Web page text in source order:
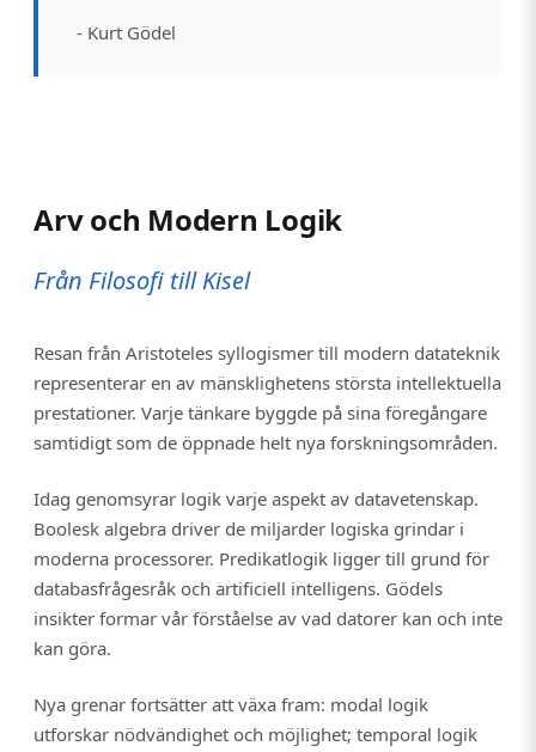
- Kurt Gödel
Arv och Modern Logik
Från Filosofi till Kisel
Resan från Aristoteles syllogismer till modern datateknik
representerar en av mänsklighetens största intellektuella
prestationer. Varje tänkare byggde på sina föregångare
samtidigt som de öppnade helt nya forskningsområden.
Idag genomsyrar logik varje aspekt av datavetenskap.
Boolesk algebra driver de miljarder logiska grindar i
moderna processorer. Predikatlogik ligger till grund för
databasfrågesråk och artificiell intelligens. Gödels
insikter formar vår förståelse av vad datorer kan och inte
kan göra.
Nya grenar fortsätter att växa fram: modal logik
utforskar nödvändighet och möjlighet; temporal logik